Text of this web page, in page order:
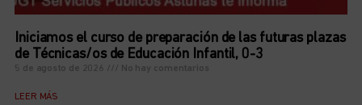
Iniciamos el curso de preparación de las futuras plazas
de Técnicas/os de Educación Infantil, 0-3
5 de agosto de 2026 No hay comentarios
LEER MÁS